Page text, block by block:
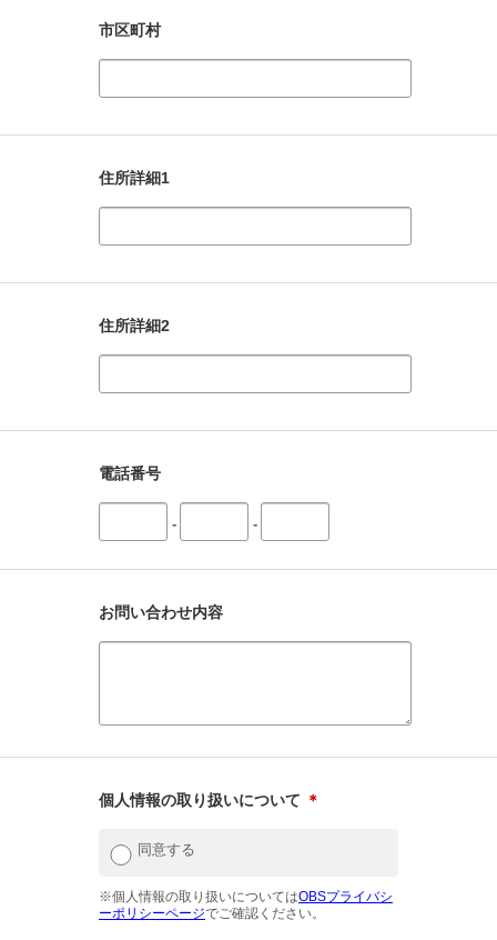
市区町村
住所詳細1
住所詳細2
電話番号
- -
お問い合わせ内容
個人情報の取り扱いについて ＊
同意する
※個人情報の取り扱いについてはOBSプライバシ
ーポリシーページでご確認ください。